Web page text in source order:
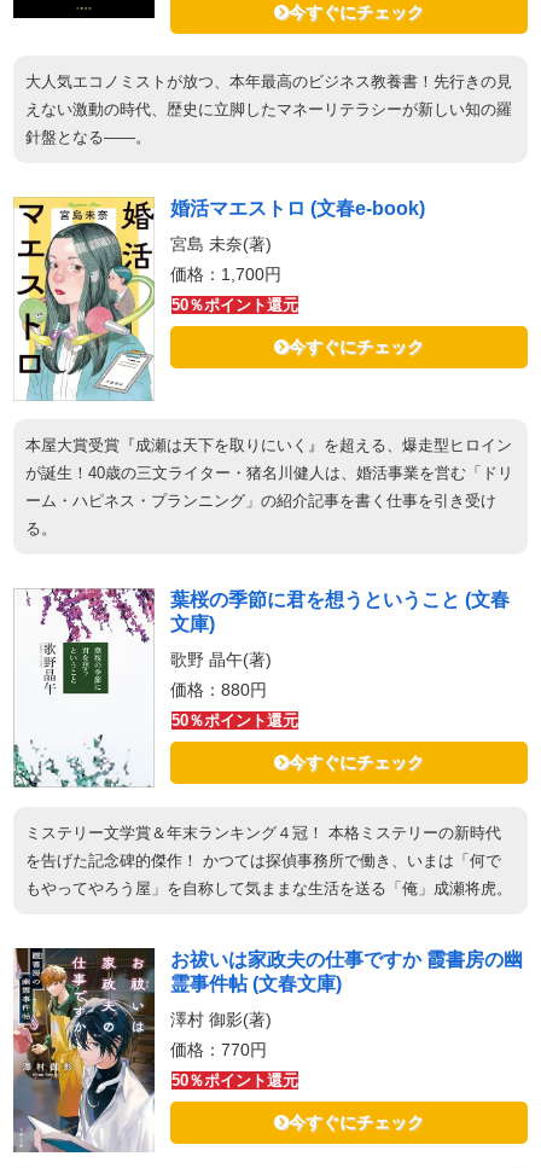
今すぐにチェック
大人気エコノミストが放つ、本年最高のビジネス教養書！先行きの見
えない激動の時代、歴史に立脚したマネーリテラシーが新しい知の羅
針盤となる――。
婚活マエストロ (文春e-book)
宮島 未奈(著)
価格：1,700円
50％ポイント還元
今すぐにチェック
本屋大賞受賞『成瀬は天下を取りにいく』を超える、爆走型ヒロイン
が誕生！40歳の三文ライター・猪名川健人は、婚活事業を営む「ドリ
ーム・ハピネス・プランニング」の紹介記事を書く仕事を引き受け
る。
葉桜の季節に君を想うということ (文春
文庫)
歌野 晶午(著)
価格：880円
50％ポイント還元
今すぐにチェック
ミステリー文学賞＆年末ランキング４冠！ 本格ミステリーの新時代
を告げた記念碑的傑作！ かつては探偵事務所で働き、いまは「何で
もやってやろう屋」を自称して気ままな生活を送る「俺」成瀬将虎。
お祓いは家政夫の仕事ですか 霞書房の幽
霊事件帖 (文春文庫)
澤村 御影(著)
価格：770円
50％ポイント還元
今すぐにチェック